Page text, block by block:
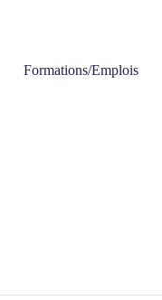
Formations/Emplois